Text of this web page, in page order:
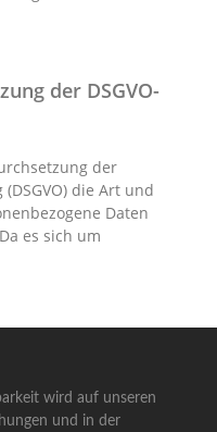
der DSGVO-
der
die Art und
Daten
es sich um
wird auf unseren
und in der